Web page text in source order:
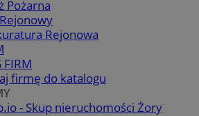
Pożarna
Rejonowa
FIRM
firmę do katalogu
- Skup nieruchomości Żory